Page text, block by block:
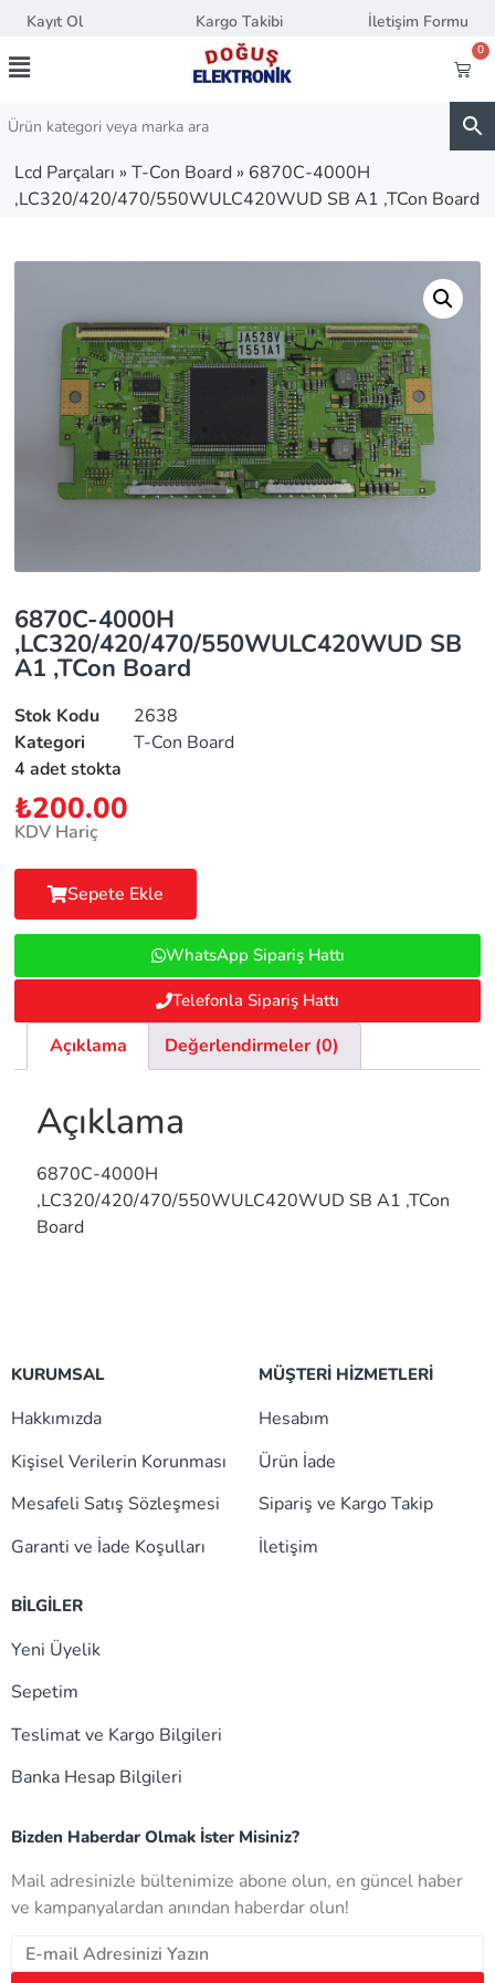
Kayıt Ol Kargo Takibi İletişim Formu
0
Lcd Parçaları » T-Con Board » 6870C-4000H
,LC320/420/470/550WULC420WUD SB A1 ,TCon Board
6870C-4000H
,LC320/420/470/550WULC420WUD SB
A1 ,TCon Board
Stok Kodu
2638
Kategori
T-Con Board
4 adet stokta
₺200.00
KDV Hariç
Sepete Ekle
WhatsApp Sipariş Hattı
Telefonla Sipariş Hattı
Açıklama Değerlendirmeler (0)
Açıklama
6870C-4000H
,LC320/420/470/550WULC420WUD SB A1 ,TCon
Board
KURUMSAL
Hakkımızda
Kişisel Verilerin Korunması
Mesafeli Satış Sözleşmesi
Garanti ve İade Koşulları
MÜŞTERİ HİZMETLERİ
Hesabım
Ürün İade
Sipariş ve Kargo Takip
İletişim
BİLGİLER
Yeni Üyelik
Sepetim
Teslimat ve Kargo Bilgileri
Banka Hesap Bilgileri
Bizden Haberdar Olmak İster Misiniz?
Mail adresinizle bültenimize abone olun, en güncel haber
ve kampanyalardan anından haberdar olun!